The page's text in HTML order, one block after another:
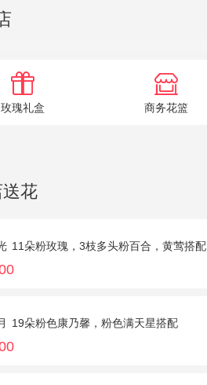
玫瑰礼盒 商务花篮
花
11朵粉玫瑰，3枝多头粉百合，黄莺搭配
19朵粉色康乃馨，粉色满天星搭配